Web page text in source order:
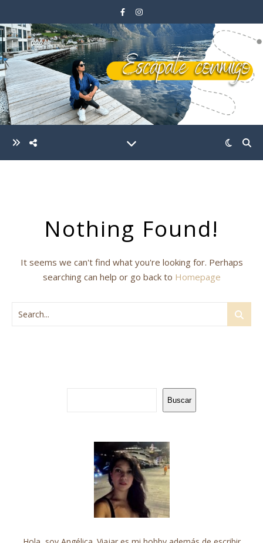
Nothing Found!
It seems we can't find what you're looking for. Perhaps
searching can help or go back to Homepage
Buscar